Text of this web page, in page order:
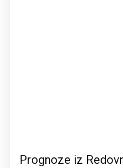
Prognoze iz